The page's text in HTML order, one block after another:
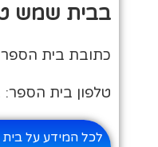
בבית שמש
כתובת בית הספר:
טלפון בית הספר: 02-5863651
לכל המידע על בית